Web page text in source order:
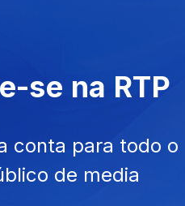
Cunene.
se na RTP
conta para todo o
de media